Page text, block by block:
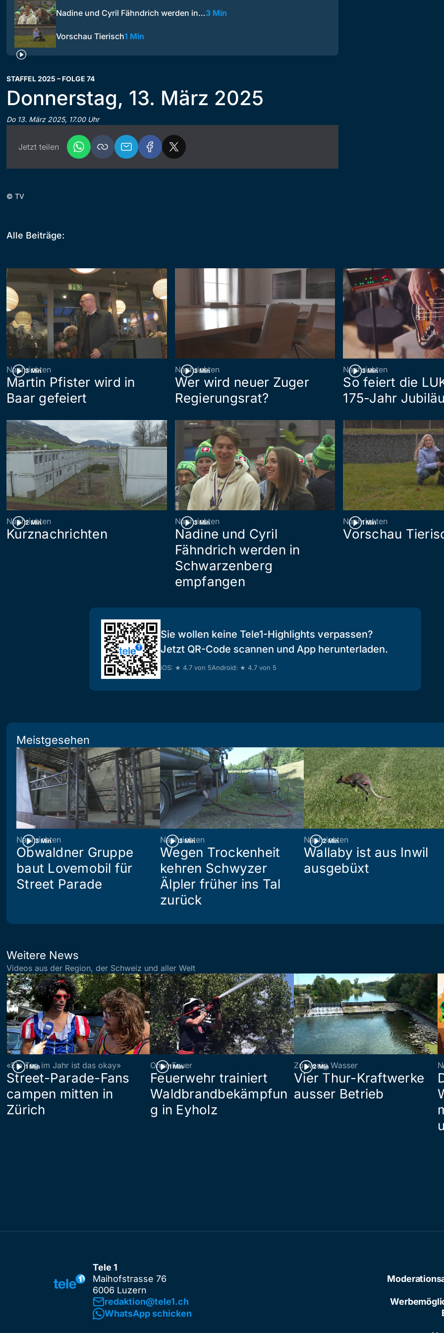
Nadine und Cyril Fähndrich werden in…3 Min
Vorschau Tierisch1 Min
STAFFEL 2025 – FOLGE 74
Donnerstag, 13. März 2025
Do 13. März 2025, 17.00 Uhr
Jetzt teilen
© TV
Alle Beiträge:
3 Min
Nachrichten
Martin Pfister wird in
Baar gefeiert
3 Min
Nachrichten
Wer wird neuer Zuger
Regierungsrat?
3 Min
Nachrichten
So feiert die
175-Jahr
2 Min
Nachrichten
Kurznachrichten
3 Min
Nachrichten
Nadine und Cyril
Fähndrich werden in
Schwarzenberg
empfangen
1 Min
Nachrichten
Vorschau
Sie wollen keine Tele1-Highlights verpassen?
Jetzt QR-Code scannen und App herunterladen.
iOS: ★ 4.7 von 5Android: ★ 4.7 von 5
Meistgesehen
3 Min
Nachrichten
Obwaldner Gruppe
baut Lovemobil für
Street Parade
3 Min
Nachrichten
Wegen Trockenheit
kehren Schwyzer
Älpler früher ins Tal
zurück
2 Min
Nachrichten
Wallaby ist aus Inwil
ausgebüxt
Weitere News
Videos aus der Region, der Schweiz und aller Welt
1 Min
«Ein Tag im Jahr ist das okay»
Street-Parade-Fans
campen mitten in
Zürich
1 Min
Ohne Feuer
Feuerwehr trainiert
Waldbrandbekämpfun
g in Eyholz
2 Min
Zu wenig Wasser
Vier Thur-Kraftwerke
ausser Betrieb
Tele 1
Maihofstrasse 76
6006 Luzern
redaktion@tele1.ch
WhatsApp schicken